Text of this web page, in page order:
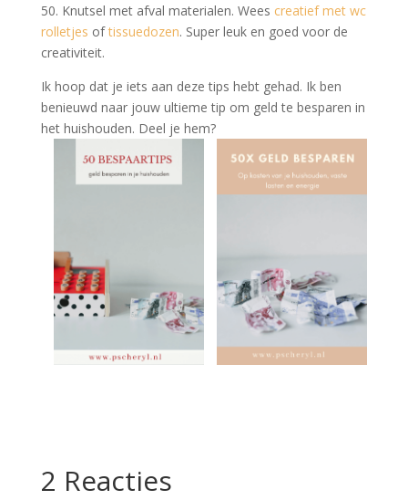
50. Knutsel met afval materialen. Wees creatief met wc
rolletjes oftissuedozen. Super leuk en goed voor de
creativiteit.
Ik hoop dat je iets aan deze tips hebt gehad. Ik ben
benieuwd naar jouw ultieme tip om geld te besparen in
het huishouden. Deel je hem?
2 Reacties